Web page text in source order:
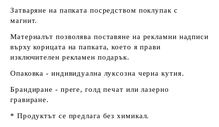
Затваряне на папката посредством поклупак с
магнит.
Материалът позволява поставяне на рекламни надписи
върху корицата на папката, което я прави
изключителен рекламен подарък.
Опаковка - индивидуална луксозна черна кутия.
Брандиране - преге, голд печат или лазерно
гравиране.
* Продуктът се предлага без химикал.